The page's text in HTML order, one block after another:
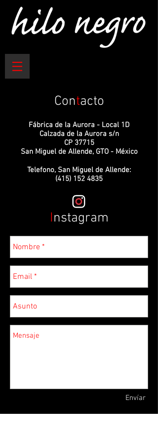
Contacto
Fábrica de la Aurora - Local 1D
Calzada de la Aurora s/n
CP 37715
San Miguel de Allende, GTO - México
Telefono, San Miguel de Allende:
(415) 152 4835
Instagram
Envíar